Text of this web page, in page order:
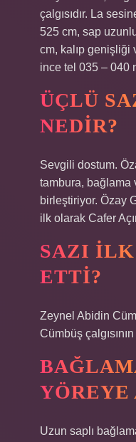
çalgısıdır. La
525 cm, sap
cm, kalıp genişliği
ince tel 035 – 040
ÜÇLÜ
NEDIR?
Sevgili dostum.
tambura, bağlama
birleştiriyor. Özay
ilk olarak Cafer
SAZI
ETTI?
Zeynel Abidin
Cümbüş
Uzun saplı